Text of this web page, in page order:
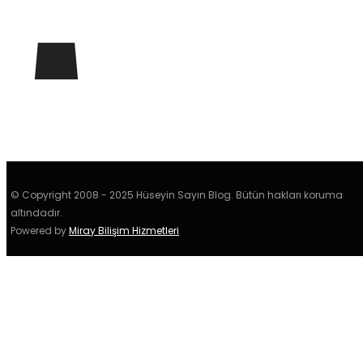
© Copyright 2008 - 2025 Hüseyin Sayın Blog. Bütün hakları koruma
altındadır.
Powered byMiray Bilişim Hizmetleri